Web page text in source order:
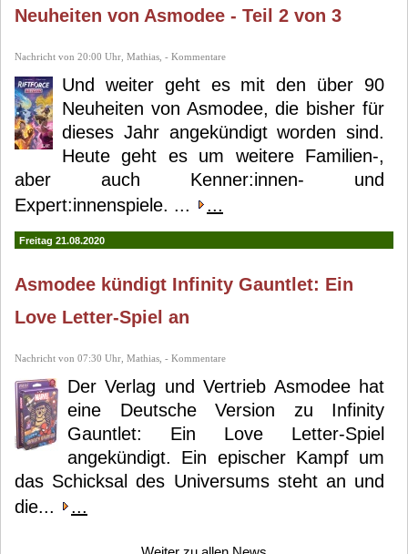
Neuheiten von Asmodee - Teil 2 von 3
Nachricht von 20:00 Uhr, Mathias, - Kommentare
Und weiter geht es mit den über 90
Neuheiten von Asmodee, die bisher für
dieses Jahr angekündigt worden sind.
Heute geht es um weitere Familien-,
aber auch Kenner:innen- und
Expert:innenspiele. ...
...
Freitag 21.08.2020
Asmodee kündigt Infinity Gauntlet: Ein
Love Letter-Spiel an
Nachricht von 07:30 Uhr, Mathias, - Kommentare
Der Verlag und Vertrieb Asmodee hat
eine Deutsche Version zu Infinity
Gauntlet: Ein Love Letter-Spiel
angekündigt. Ein epischer Kampf um
das Schicksal des Universums steht an und
die...
...